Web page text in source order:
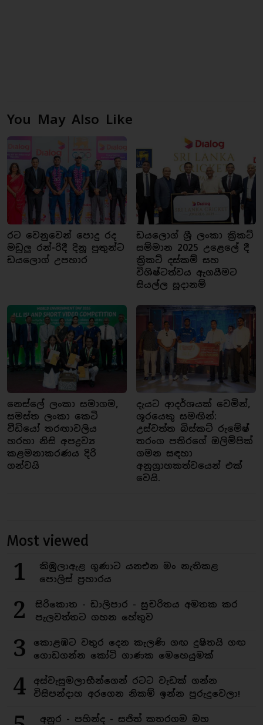
You May Also Like
රට වෙනුවෙන් පොදු රද
මඩුලු රන්-රිදී දිනූ පුතුන්ට
ඩයලොග් උපහාර
ඩයලොග් ශ්‍රී ලංකා ක්‍රිකට්
සම්මාන 2025 උළෙලේ දී
ක්‍රිකට් දස්කම් සහ
විශිෂ්ටත්වය ඇගයීමට
සියල්ල සූදානම්
නෙස්ලේ ලංකා සමාගම,
සමස්ත ලංකා කෙටි
වීඩියෝ තරඟාවලිය
හරහා නිසි අපද්‍රව්‍ය
කළමනාකරණය දිරි
ගන්වයි
දැයට ආදර්ශයක් වෙමින්,
ශූරයෙකු සමඟින්:
උස්වත්ත බිස්කට් රුමේෂ්
තරංග පතිරගේ ඔලිම්පික්
ගමන සඳහා
අනුග්‍රාහකත්වයෙන් එක්
වෙයි.
Most viewed
1
කිඹුලාඇළ ගුණාට යනඑන මං නැතිකළ
පොලිස් ප්‍රහාරය
2
සිරිකොත - ඩාලිපාර - සුචරිතය අමතක කර
පැලවත්තට ගහන හේතුව
3
කොළඹට වතුර දෙන කැලණි ගඟ දුෂිතයි ගඟ
ගොඩගන්න කෝටි ගාණක මෙහෙයුමක්
4
අස්වැසුමලාභීන්ගෙන් රටට වැඩක් ගන්න
විසිපන්දාහ අරගෙන නිකම් ඉන්න පුරුදුවෙලා!
අනුර - පහින්ද - සජිත් කතරගම මහ